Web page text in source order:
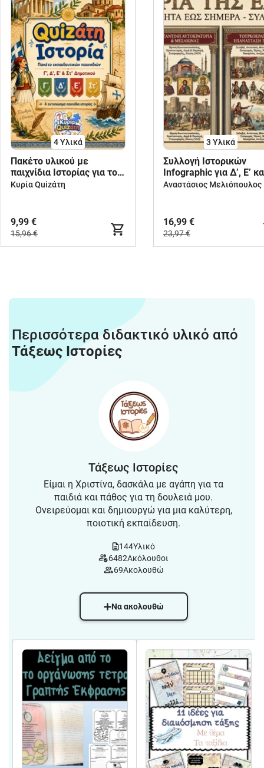
4 Υλικά
Πακέτο υλικού με
παιχνίδια Ιστορίας για το
Δημοτικό
Κυρία Quizάτη
9,99 €
15,96 €
3 Υλικά
Συλλογή Ιστορικών
Infographic για Δ’, Ε’
ΣΤ’ Δημοτικού
16,99 €
23,97 €
Περισσότερα διδακτικό υλικό από
Τάξεως Ιστορίες
Τάξεως Ιστορίες
Είμαι η Χριστίνα, δασκάλα με αγάπη για τα
παιδιά και πάθος για τη δουλειά μου.
Ονειρεύομαι και δημιουργώ για μια καλύτερη,
ποιοτική εκπαίδευση.
144Υλικό
6482Ακόλουθοι
69Ακολουθώ
Να ακολουθώ